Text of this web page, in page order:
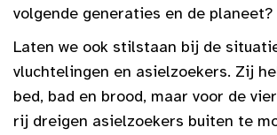
volgende generaties en de planeet?
Laten we ook stilstaan bij de
vluchtelingen en asielzoekers. Zij
bed, bad en brood, maar voor de
rij dreigen asielzoekers buiten te